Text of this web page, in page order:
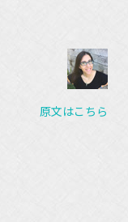
原文はこちら